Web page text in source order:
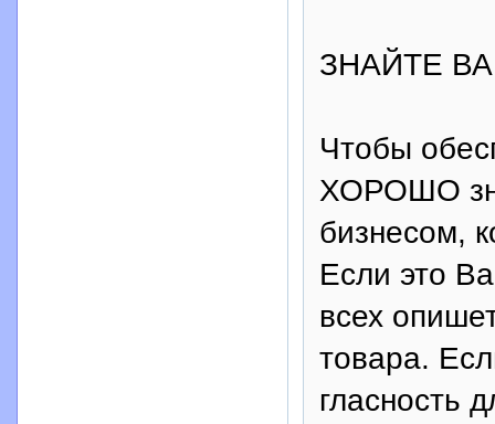
ЗНАЙТЕ
Чтобы
ХОРОШО
бизнесом,
Если это
всех
товара.
гласность